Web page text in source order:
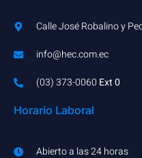
Calle José Robalino y
info@hec.com.ec
(03) 373-0060​ Ext 0
Horario Laboral
Abierto a las 24 horas